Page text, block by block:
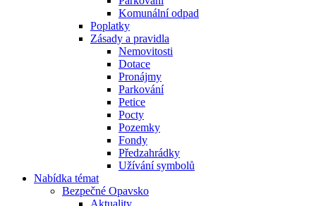
Komunální odpad
Poplatky
Zásady a pravidla
Nemovitosti
Dotace
Pronájmy
Parkování
Petice
Pocty
Pozemky
Fondy
Předzahrádky
Užívání symbolů
Nabídka témat
Bezpečné Opavsko